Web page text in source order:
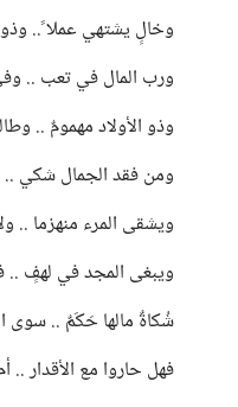
وخالٍ يشتهي عملا ً..
ورب المال في تعب ..
وذو الأولاد مهمومٌ ..
ومن فقد الجمال شكي ..
ويشقى المرء منهزما ..
ويبغى المجد في لهفٍ ..
شُكاةٌ مالها حَكَمٌ ..
فهل حاروا مع الأقدار ..